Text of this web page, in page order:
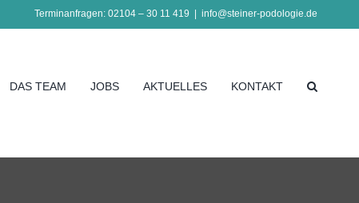
Terminanfragen: 02104 – 30 11 419 info@steiner-podologie.de
DAS TEAM JOBS AKTUELLES KONTAKT